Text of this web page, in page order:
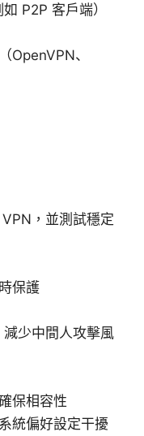
P2P 客戶端）
OpenVPN、
，並測試穩定
保護
少中間人攻擊風
保相容性
統偏好設定干擾